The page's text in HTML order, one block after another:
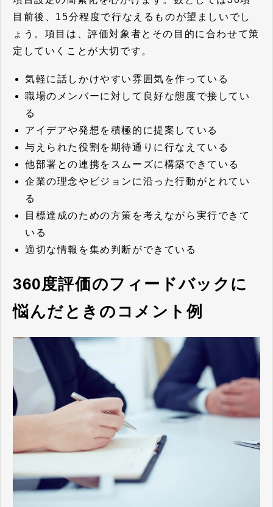
目前後、15分程度で行なえるものが望ましいでし
ょう。項目は、評価対象者とその目的に合わせて策
定していくことが大切です。
気軽に話しかけやすい雰囲気を作っている
職場のメンバーに対して良好な態度で接してい
る
アイデアや発想を積極的に提案している
与えられた役割を期待通りに行なえている
他部署との連携をスムーズに構築できている
企業の理念やビジョンに沿った行動がとれてい
る
目標達成のための方策を考えながら実行できて
いる
適切な情報を集め判断ができている
360度評価のフィードバックに
悩んだときのコメント例